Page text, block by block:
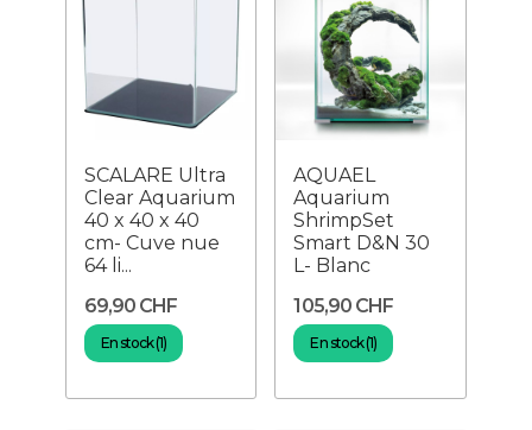
SCALARE Ultra
Clear Aquarium
40 x 40 x 40
cm- Cuve nue
64 li...
69,90 CHF
En stock (1)
AQUAEL
Aquarium
ShrimpSet
Smart D&N 30
L- Blanc
105,90 CHF
En stock (1)